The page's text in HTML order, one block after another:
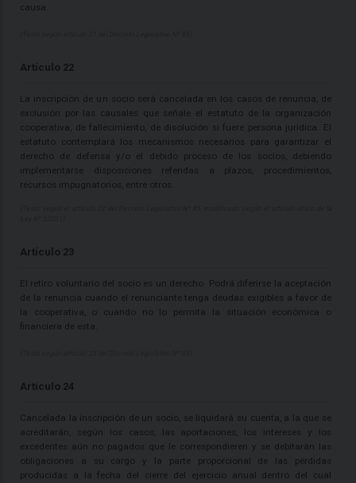
causa.
Artículo 22
La inscripción de un socio será cancelada en los casos de renuncia, de
exclusión por las causales que señale el estatuto de la organización
cooperativa, de fallecimiento, de disolución si fuere persona jurídica. El
estatuto contemplará los mecanismos necesarios para garantizar el
derecho de defensa y/o el debido proceso de los socios, debiendo
implementarse disposiciones referidas a plazos, procedimientos,
recursos impugnatorios, entre otros.
Artículo 23
El retiro voluntario del socio es un derecho. Podrá diferirse la aceptación
de la renuncia cuando el renunciante tenga deudas exigibles a favor de
la cooperativa, o cuando no lo permita la situación económica o
financiera de esta.
Artículo 24
Cancelada la inscripción de un socio, se liquidará su cuenta, a la que se
acreditarán, según los casos, las aportaciones, los intereses y los
excedentes aún no pagados que le correspondieren y se debitarán las
obligaciones a su cargo y la parte proporcional de las pérdidas
producidas a la fecha del cierre del ejercicio anual dentro del cual